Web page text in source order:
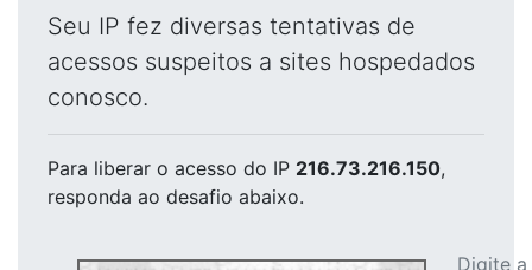
Seu IP fez diversas tentativas de
acessos suspeitos a sites hospedados
conosco.
Para liberar o acesso do IP 216.73.216.150,
responda ao desafio abaixo.
Digite